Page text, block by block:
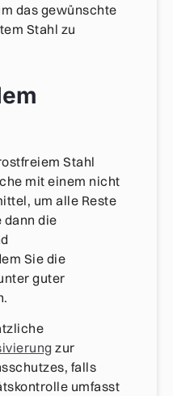
das gewünschte
Stahl zu
Stahl
mit einem nicht
um alle Reste
dann die
Sie die
guter
zur
falls
umfasst